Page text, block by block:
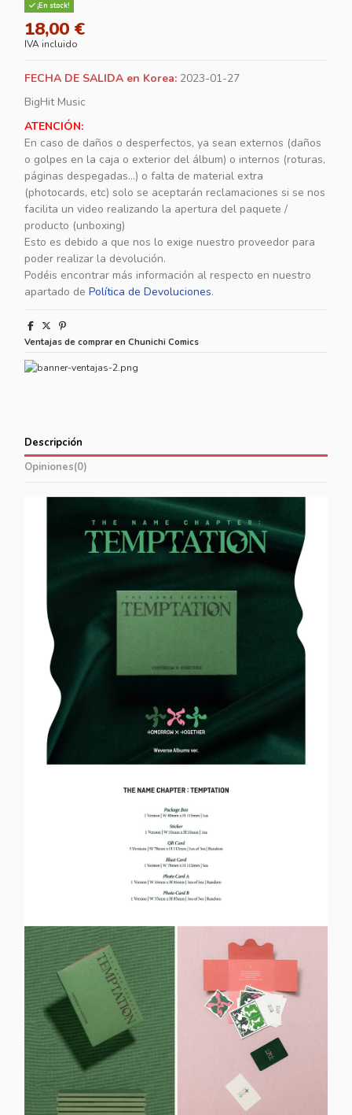
¡En stock!
18,00 €
IVA incluido
FECHA DE SALIDA en Korea: 2023-01-27
BigHit Music
ATENCIÓN:
En caso de daños o desperfectos, ya sean externos (daños
o golpes en la caja o exterior del álbum) o internos (roturas,
páginas despegadas...) o falta de material extra
(photocards, etc) solo se aceptarán reclamaciones si se nos
facilita un video realizando la apertura del paquete /
producto (unboxing)
Esto es debido a que nos lo exige nuestro proveedor para
poder realizar la devolución.
Podéis encontrar más información al respecto en nuestro
apartado de Política de Devoluciones.
Ventajas de comprar en Chunichi Comics
Descripción
Opiniones(0)